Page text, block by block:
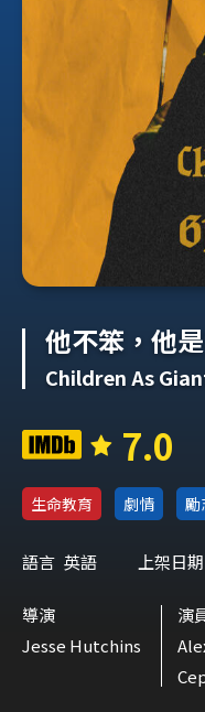
他不笨，他
Children As
7.0
生命教育 劇情 勵
語言 英語 上架日
導演
Jesse Hutchins
演